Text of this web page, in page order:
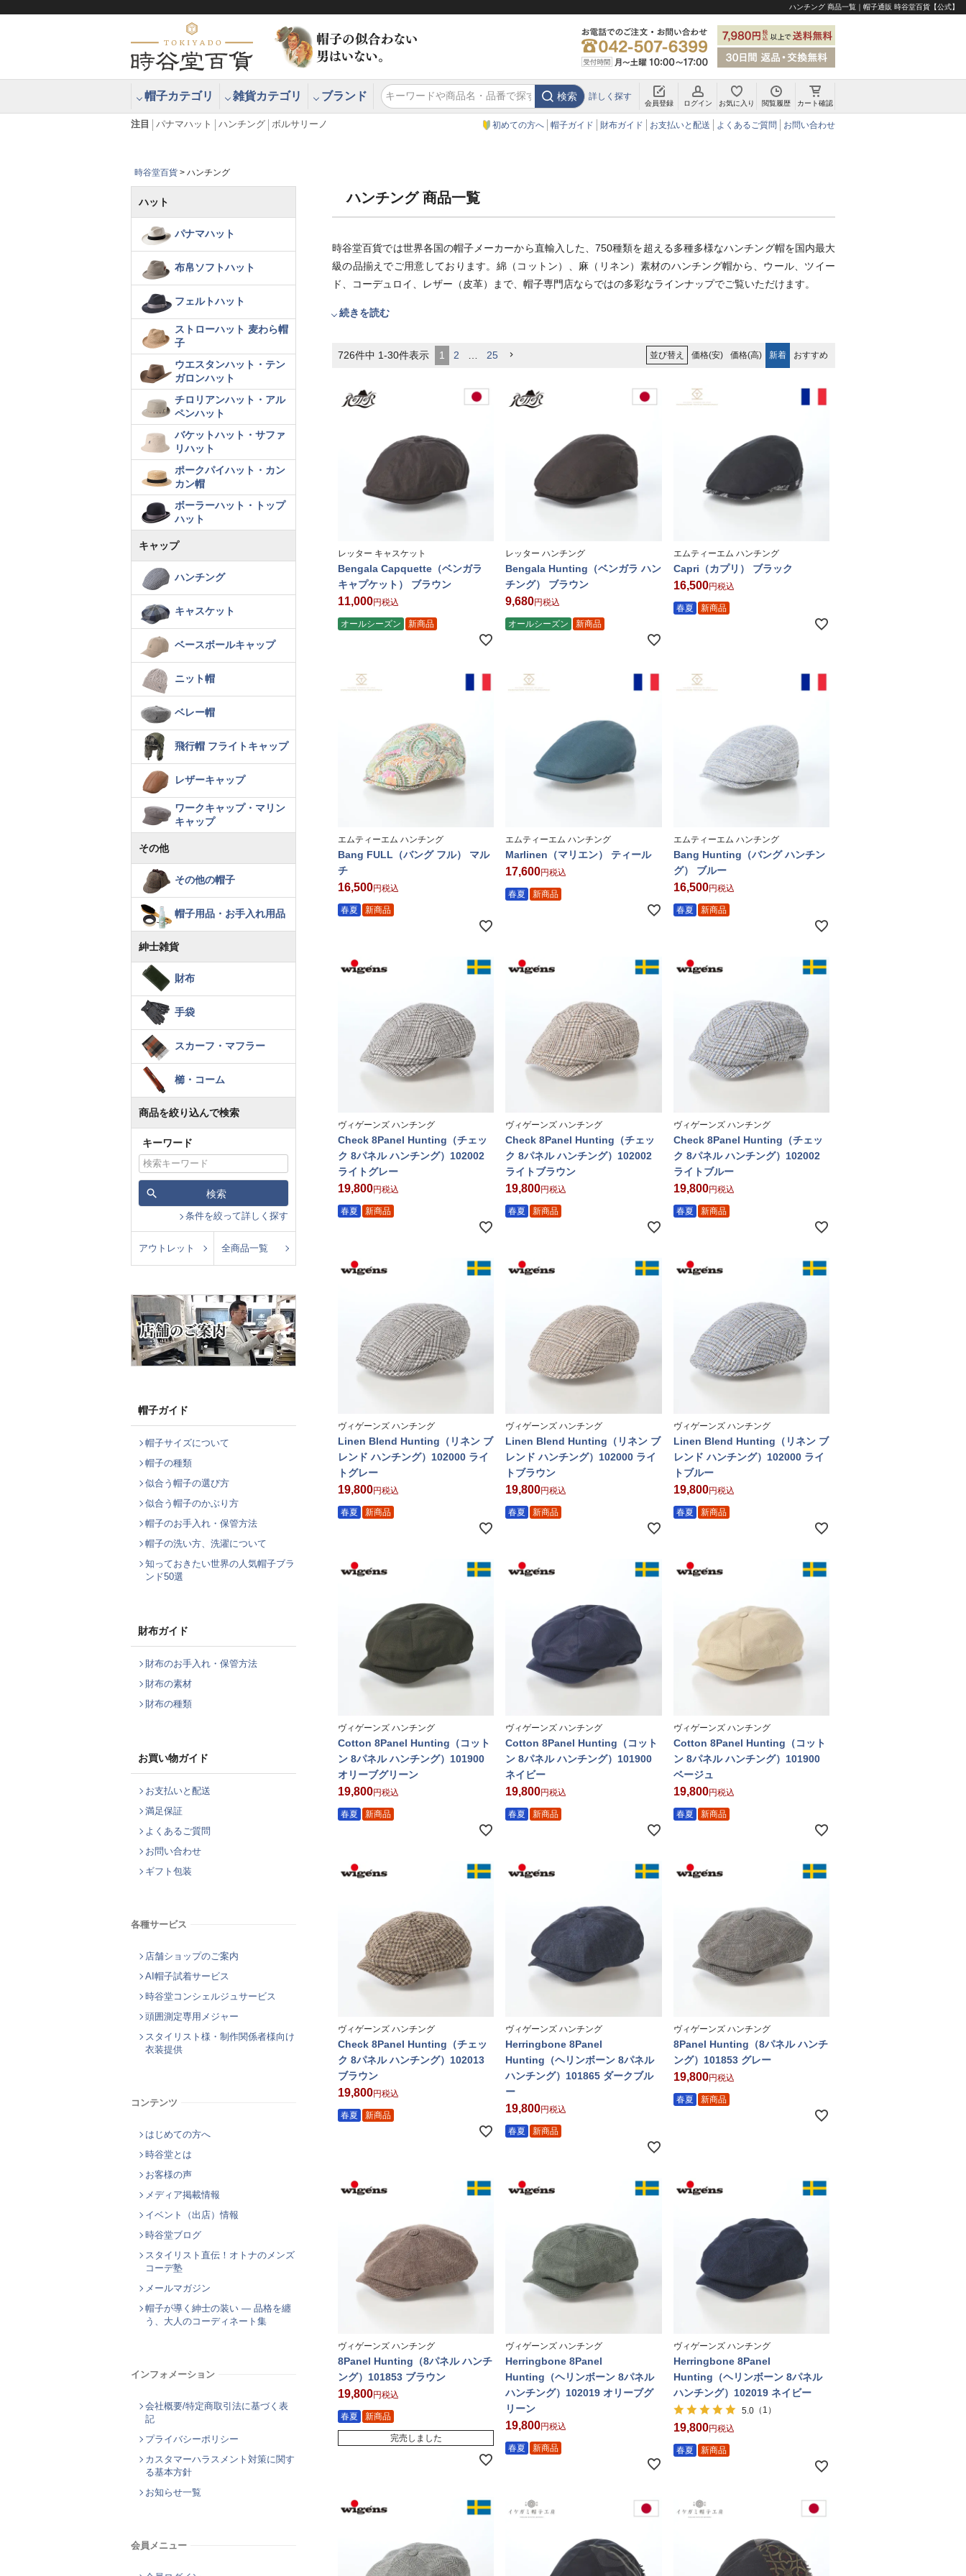
ハンチング 商品一覧｜帽子通販 時谷堂百貨【公式】
帽子カテゴリ 雑貨カテゴリ ブランド 検索 詳しく探す
会員登録 ログイン お気に入り 閲覧履歴 カート確認
注目 パナマハット ハンチング ボルサリーノ 初めての方へ 帽子ガイド 財布ガイド お支払いと配送 よくあるご質問 お問い合わせ
時谷堂百貨 ハンチング
ハンチング 商品一覧
時谷堂百貨では世界各国の帽子メーカーから直輸入した、750種類を超える多種多様なハンチング帽を国内最大
級の品揃えでご用意しております。綿（コットン）、麻（リネン）素材のハンチング帽から、ウール、ツイー
ド、コーデュロイ、レザー（皮革）まで、帽子専門店ならではの多彩なラインナップでご覧いただけます。
続きを読む
並び替え 価格(安) 価格(高) 新着 おすすめ
726件中 1-30件表示 1 2 25
レッター キャスケット
Bengala Capquette（ベンガラ
キャプケット） ブラウン
11,000 税込
オールシーズン 新商品
レッター ハンチング
Bengala Hunting（ベンガラ ハン
チング） ブラウン
9,680 税込
オールシーズン 新商品
エムティーエム ハンチング
Capri（カプリ） ブラック
16,500 税込
春夏 新商品
エムティーエム ハンチング
Bang FULL（バング フル） マル
チ
16,500 税込
春夏 新商品
エムティーエム ハンチング
Marlinen（マリエン） ティール
17,600 税込
春夏 新商品
エムティーエム ハンチング
Bang Hunting（バング ハンチン
グ） ブルー
16,500 税込
春夏 新商品
ヴィゲーンズ ハンチング
Check 8Panel Hunting（チェッ
ク 8パネル ハンチング）102002
ライトグレー
19,800 税込
春夏 新商品
ヴィゲーンズ ハンチング
Check 8Panel Hunting（チェッ
ク 8パネル ハンチング）102002
ライトブラウン
19,800 税込
春夏 新商品
ヴィゲーンズ ハンチング
Check 8Panel Hunting（チェッ
ク 8パネル ハンチング）102002
ライトブルー
19,800 税込
春夏 新商品
ヴィゲーンズ ハンチング
Linen Blend Hunting（リネン ブ
レンド ハンチング）102000 ライ
トグレー
19,800 税込
春夏 新商品
ヴィゲーンズ ハンチング
Linen Blend Hunting（リネン ブ
レンド ハンチング）102000 ライ
トブラウン
19,800 税込
春夏 新商品
ヴィゲーンズ ハンチング
Linen Blend Hunting（リネン ブ
レンド ハンチング）102000 ライ
トブルー
19,800 税込
春夏 新商品
ヴィゲーンズ ハンチング
Cotton 8Panel Hunting（コット
ン 8パネル ハンチング）101900
オリーブグリーン
19,800 税込
春夏 新商品
ヴィゲーンズ ハンチング
Cotton 8Panel Hunting（コット
ン 8パネル ハンチング）101900
ネイビー
19,800 税込
春夏 新商品
ヴィゲーンズ ハンチング
Cotton 8Panel Hunting（コット
ン 8パネル ハンチング）101900
ベージュ
19,800 税込
春夏 新商品
ヴィゲーンズ ハンチング
Check 8Panel Hunting（チェッ
ク 8パネル ハンチング）102013
ブラウン
19,800 税込
春夏 新商品
ヴィゲーンズ ハンチング
Herringbone 8Panel
Hunting（ヘリンボーン 8パネル
ハンチング）101865 ダークブル
ー
19,800 税込
春夏 新商品
ヴィゲーンズ ハンチング
8Panel Hunting（8パネル ハンチ
ング）101853 グレー
19,800 税込
春夏 新商品
ヴィゲーンズ ハンチング
8Panel Hunting（8パネル ハンチ
ング）101853 ブラウン
19,800 税込
春夏 新商品
完売しました
ヴィゲーンズ ハンチング
Herringbone 8Panel
Hunting（ヘリンボーン 8パネル
ハンチング）102019 オリーブグ
リーン
19,800 税込
春夏 新商品
ヴィゲーンズ ハンチング
Herringbone 8Panel
Hunting（ヘリンボーン 8パネル
ハンチング）102019 ネイビー
5.0（1）
19,800 税込
春夏 新商品
ハット
パナマハット
布帛ソフトハット
フェルトハット
ストローハット 麦わら帽
子
ウエスタンハット・テン
ガロンハット
チロリアンハット・アル
ペンハット
バケットハット・サファ
リハット
ポークパイハット・カン
カン帽
ボーラーハット・トップ
ハット
キャップ
ハンチング
キャスケット
ベースボールキャップ
ニット帽
ベレー帽
飛行帽 フライトキャップ
レザーキャップ
ワークキャップ・マリン
キャップ
その他
その他の帽子
帽子用品・お手入れ用品
紳士雑貨
財布
手袋
スカーフ・マフラー
櫛・コーム
商品を絞り込んで検索
キーワード
検索
条件を絞って詳しく探す
アウトレット 全商品一覧
帽子ガイド
帽子サイズについて
帽子の種類
似合う帽子の選び方
似合う帽子のかぶり方
帽子のお手入れ・保管方法
帽子の洗い方、洗濯について
知っておきたい世界の人気帽子ブラ
ンド50選
財布ガイド
財布のお手入れ・保管方法
財布の素材
財布の種類
お買い物ガイド
お支払いと配送
満足保証
よくあるご質問
お問い合わせ
ギフト包装
各種サービス
店舗ショップのご案内
AI帽子試着サービス
時谷堂コンシェルジュサービス
頭囲測定専用メジャー
スタイリスト様・制作関係者様向け
衣装提供
コンテンツ
はじめての方へ
時谷堂とは
お客様の声
メディア掲載情報
イベント（出店）情報
時谷堂ブログ
スタイリスト直伝！オトナのメンズ
コーデ塾
メールマガジン
帽子が導く紳士の装い ― 品格を纏
う、大人のコーディネート集
インフォメーション
会社概要/特定商取引法に基づく表
記
プライバシーポリシー
カスタマーハラスメント対策に関す
る基本方針
お知らせ一覧
会員メニュー